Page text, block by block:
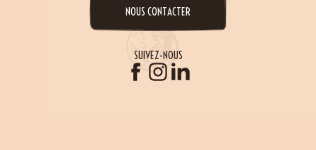
NOUS CONTACTER
SUIVEZ-NOUS